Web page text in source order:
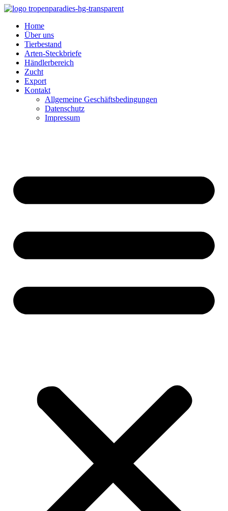
Home
Über uns
Tierbestand
Arten-Steckbriefe
Händlerbereich
Zucht
Export
Kontakt
Allgemeine Geschäftsbedingungen
Datenschutz
Impressum